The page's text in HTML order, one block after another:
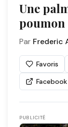
Une
poumon
Par Frederic
Favoris
Facebook
PUBLICITÉ